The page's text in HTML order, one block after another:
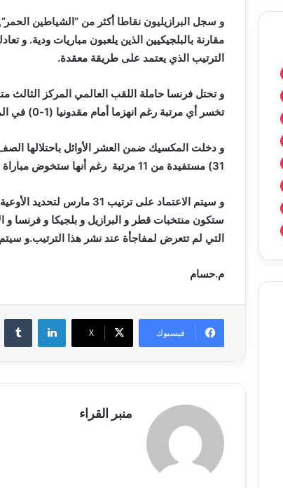
و سجل البرازيليون نقاطا أكثر من “الشياطين
الترتيب الذي يعتمد على طريقة معقدة.
و تحتل فرنسا حاملة اللقب العالمي المركز الثالث
تخسر أي مرتبة رغم انهزما أمام مقدونيا (1-0) في الملحق الأوروبي لكأس العالم.
و دخلت المكسيك ضمن العشر الأوائل باحتلالها
31) مستفيدة من 11 مرتبة رغم أنها ستخوض مباراة السد ما بين القارات لحسم تأهلها للمونديال.
و سيتم الاعتماد على
ستكون منتخبات قطر و البرازيل و بلجيكا و فرنسا و
التي لم تتعرض لمفاجأة عند نشر هذا الترتيب.و سيتم نشر
م.حسام
فيسبوك X
لينكدإن
منبر القراء